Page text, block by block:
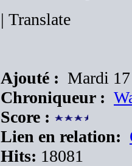
| Translate
Ajouté : Mardi
Chroniqueur :
Score :
Lien en relation:
Hits: 18081